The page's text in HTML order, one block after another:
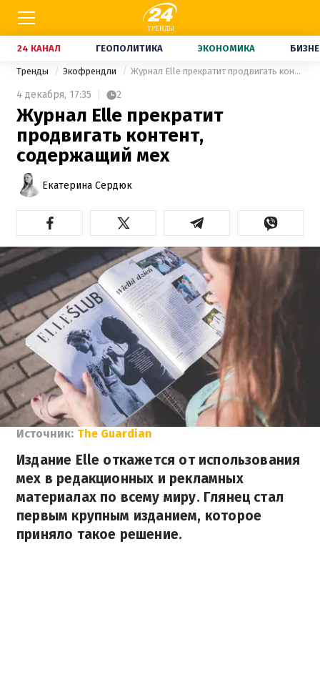
24 КАНАЛ ГЕОПОЛИТИКА ЭКОНОМИКА
Тренды Экофрендли Журнал Elle прекратит продвигать контент, содержащий мех
4 декабря, 17:35 2
Журнал Elle прекратит
продвигать контент,
содержащий мех
Екатерина Сердюк
Источник: The Guardian
Издание Elle откажется от использования
мех в редакционных и рекламных
материалах по всему миру. Глянец стал
первым крупным изданием, которое
приняло такое решение.